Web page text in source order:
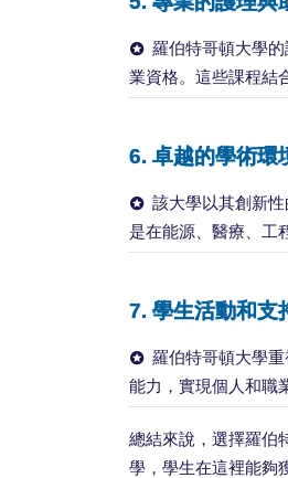
羅伯特哥頓大學
業資格。這些課程結
6. 卓越的學術環
該大學以其創新
是在能源、醫療、工
7. 學生活動和支
羅伯特哥頓大學
能力，實現個人和職
總結來說，選擇羅伯
學，學生在這裡能夠